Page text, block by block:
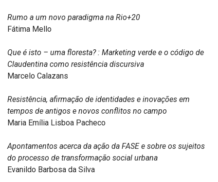
Rumo a um novo paradigma na Rio+20
Fátima Mello
Que é isto – uma floresta? : Marketing verde e o código de
Claudentina como resistência discursiva
Marcelo Calazans
Resistência, afirmação de identidades e inovações em
tempos de antigos e novos conflitos no campo
Maria Emília Lisboa Pacheco
Apontamentos acerca da ação da FASE e sobre os sujeitos
do processo de transformação social urbana
Evanildo Barbosa da Silva